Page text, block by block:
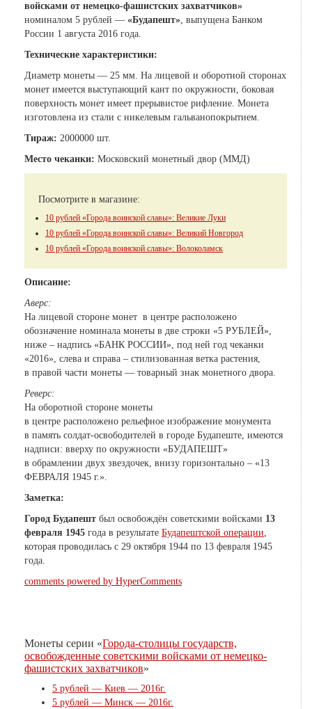
войсками от немецко-фашистских захватчиков»
номиналом 5 рублей — «Будапешт», выпущена Банком
России 1 августа 2016 года.
Технические характеристики:
Диаметр монеты — 25 мм. На лицевой и оборотной сторонах
монет имеется выступающий кант по окружности, боковая
поверхность монет имеет прерывистое рифление. Монета
изготовлена из стали с никелевым гальванопокрытием.
Тираж: 2000000 шт.
Место чеканки: Московский монетный двор (ММД)
Посмотрите в магазине:
10 рублей «Города воинской славы»: Великие Луки
10 рублей «Города воинской славы»: Великий Новгород
10 рублей «Города воинской славы»: Волоколамск
Описание:
Аверс:
На лицевой стороне монет в центре расположено
обозначение номинала монеты в две строки «5 РУБЛЕЙ»,
ниже – надпись «БАНК РОССИИ», под ней год чеканки
«2016», слева и справа – стилизованная ветка растения,
в правой части монеты — товарный знак монетного двора.
Реверс:
На оборотной стороне монеты
в центре расположено рельефное изображение монумента
в память солдат-освободителей в городе Будапеште, имеются
надписи: вверху по окружности «БУДАПЕШТ»
в обрамлении двух звездочек, внизу горизонтально – «13
ФЕВРАЛЯ 1945 г.».
Заметка:
Город Будапешт был освобождён советскими войсками 13
февраля 1945 года в результате Будапештской операции,
которая проводилась с 29 октября 1944 по 13 февраля 1945
года.
comments powered by HyperComments
Монеты серии «Города-столицы государств,
освобожденные советскими войсками от немецко-
фашистских захватчиков»
5 рублей — Киев — 2016г.
5 рублей — Минск — 2016г.